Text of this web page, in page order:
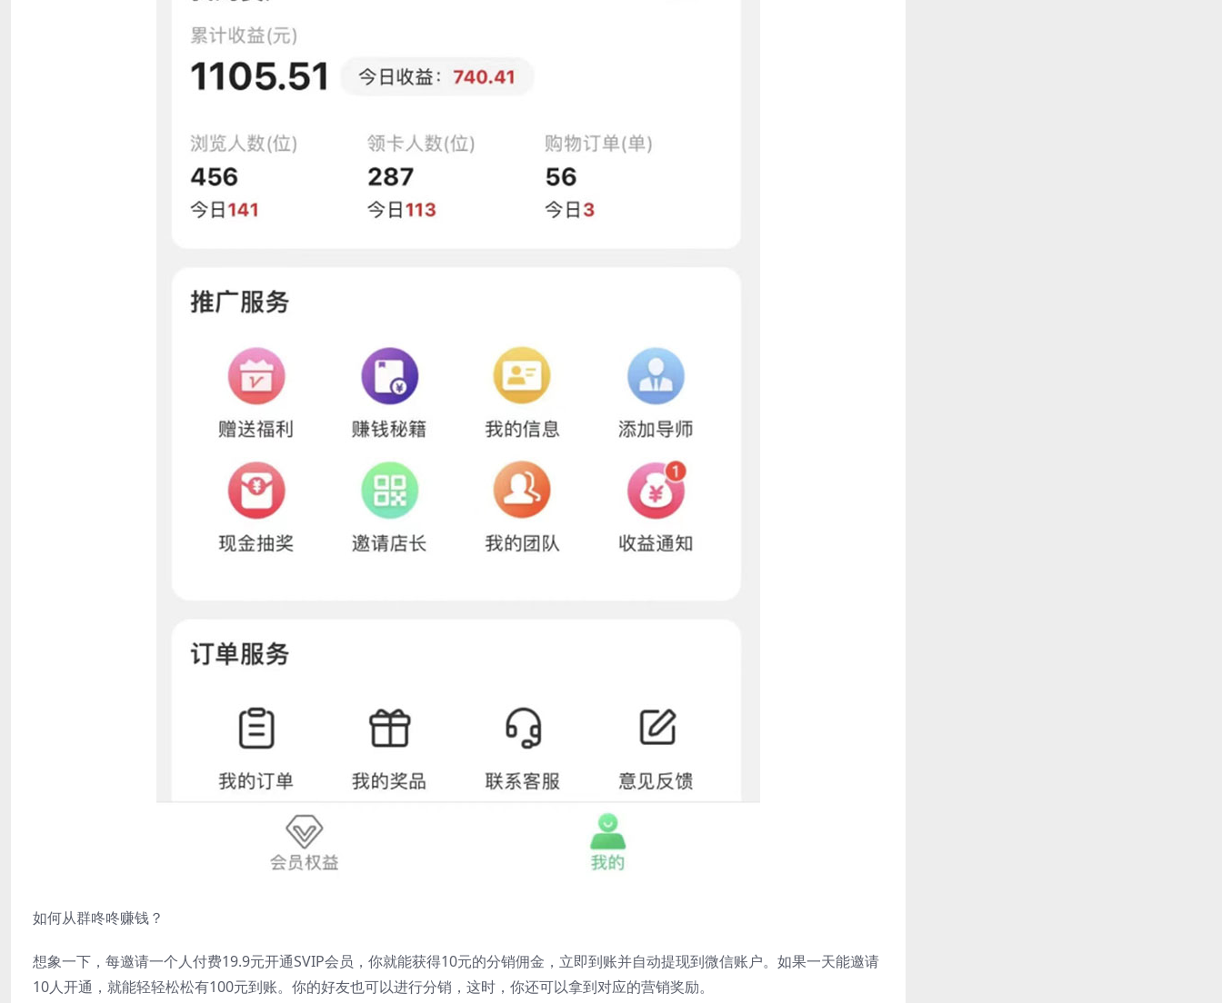
如何从群咚咚赚钱？
想象一下，每邀请一个人付费19.9元开通SVIP会员，你就能获得10元的分销佣金，立即到账并自动提现到微信账户。如果一天能邀请
10人开通，就能轻轻松松有100元到账。你的好友也可以进行分销，这时，你还可以拿到对应的营销奖励。